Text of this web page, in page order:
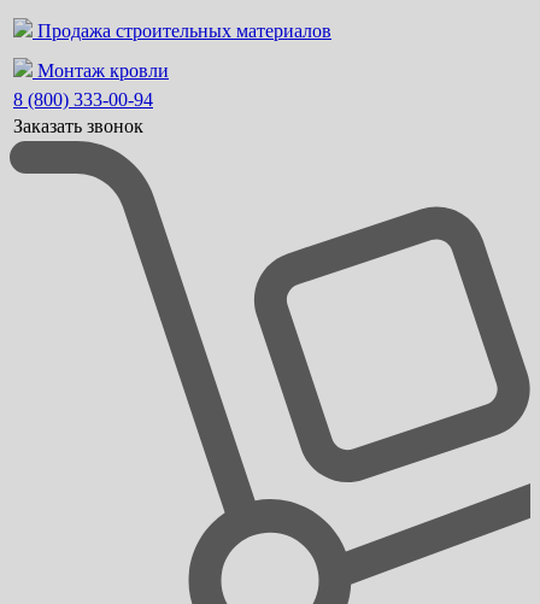
Продажа строительных материалов
Монтаж кровли
8 (800) 333-00-94
Заказать звонок